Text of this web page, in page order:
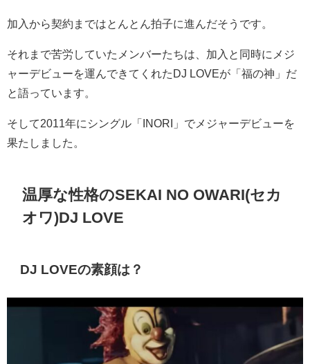
加入から契約まではとんとん拍子に進んだそうです。
それまで苦労していたメンバーたちは、加入と同時にメジ
ャーデビューを運んできてくれたDJ LOVEが「福の神」だ
と語っています。
そして2011年にシングル「INORI」でメジャーデビューを
果たしました。
温厚な性格のSEKAI NO OWARI(セカ
オワ)DJ LOVE
DJ LOVEの素顔は？